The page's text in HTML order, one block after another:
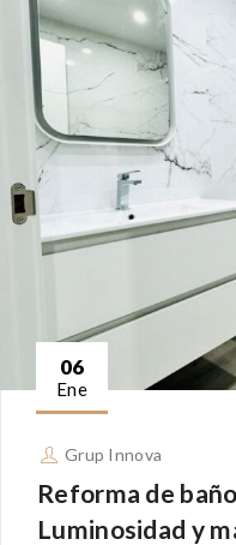
06
Ene
Grup Innova
Reforma de
Luminosidad y